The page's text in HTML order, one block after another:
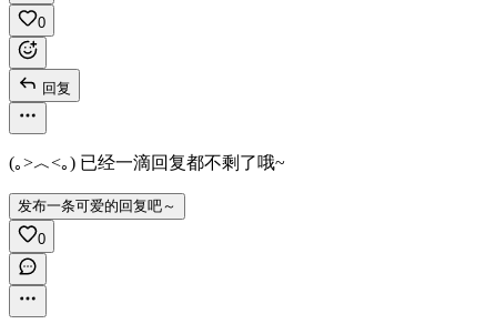
0
回复
(｡>︿<｡) 已经一滴回复都不剩了哦~
发布一条可爱的回复吧～
0